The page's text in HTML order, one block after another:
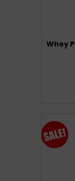
Whey